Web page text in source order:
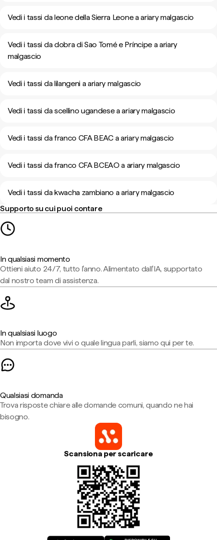
Vedi i tassi da leone della Sierra Leone a ariary malgascio
Vedi i tassi da dobra di Sao Tomé e Príncipe a ariary
malgascio
Vedi i tassi da lilangeni a ariary malgascio
Vedi i tassi da scellino ugandese a ariary malgascio
Vedi i tassi da franco CFA BEAC a ariary malgascio
Vedi i tassi da franco CFA BCEAO a ariary malgascio
Vedi i tassi da kwacha zambiano a ariary malgascio
Supporto su cui puoi contare
In qualsiasi momento
Ottieni aiuto 24/7, tutto l'anno. Alimentato dall'IA, supportato
dal nostro team di assistenza.
In qualsiasi luogo
Non importa dove vivi o quale lingua parli, siamo qui per te.
Qualsiasi domanda
Trova risposte chiare alle domande comuni, quando ne hai
bisogno.
Scansiona per scaricare